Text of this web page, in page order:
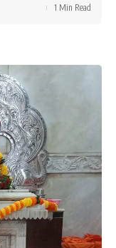
1 Min Read